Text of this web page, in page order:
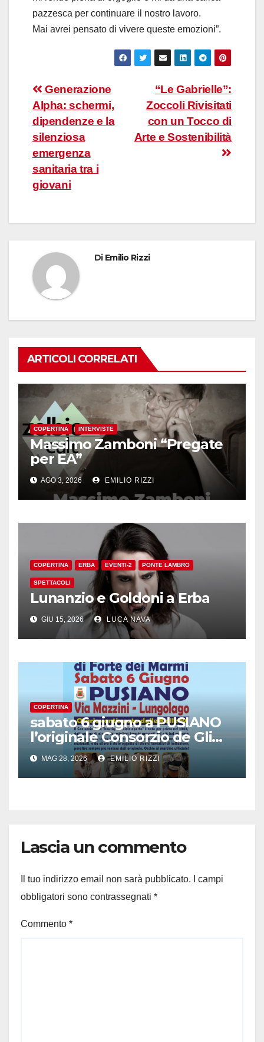
pazzesca per continuare il nostro lavoro.
Mai avrei pensato di vivere queste emozioni”.
Navigazione
articoli
“Le Gabrielle”:
Zoccoli Rivisitati
con un Tocco di
Arte e Sostenibilità
Generazione
Alpha: schermi,
dipendenze e la
silenziosa
emergenza
sanitaria tra i
giovani
Di Emilio Rizzi
ARTICOLI CORRELATI
COPERTINA INTERVISTE
Massimo Zamboni “Pregate
per EA”
AGO 3, 2026 EMILIO RIZZI
COPERTINA ERBA EVENTI-2 PONTE LAMBRO
SPETTACOLI
Lunanzio e Goldoni a Erba
GIU 15, 2026 LUCA NAVA
COPERTINA
sabato 6 giugno a PUSIANO
l’originale Consorzio de Gli
Ambulanti di Forte dei
Marmi®
MAG 28, 2026 EMILIO RIZZI
Lascia un commento
Il tuo indirizzo email non sarà pubblicato.
I campi
obbligatori sono contrassegnati *
Commento *